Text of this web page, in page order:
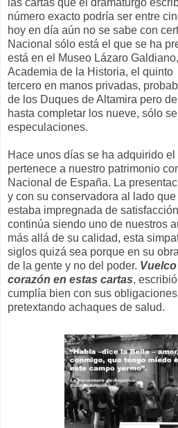
las cartas que el dramaturgo
número exacto podría ser entre
hoy en día aún no se sabe con
Nacional sólo está el que se ha
está en el Museo Lázaro
Academia de la Historia, el quinto
tercero en manos privadas,
de los Duques de Altamira pero
hasta completar los nueve, sólo
especulaciones.
Hace unos días se ha adquirido
pertenece a nuestro patrimonio
Nacional de España. La
y con su conservadora al lado
estaba impregnada de
continúa siendo uno de nuestros
más allá de su calidad, esta
siglos quizá sea porque en su
de la gente y no del poder.
corazón en estas cartas,
cumplía bien con sus
pretextando achaques de salud.